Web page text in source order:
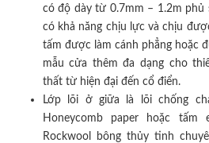
có độ dày từ 0.7mm – 1.2m phủ
có khả năng chịu lực và chịu
tấm được làm cánh phẳng hoặc
mẫu cửa thêm đa dạng cho
thất từ hiện đại đến cổ điển.
Lớp lõi ở giữa là lõi chống
Honeycomb paper hoặc
Rockwool bông thủy tinh